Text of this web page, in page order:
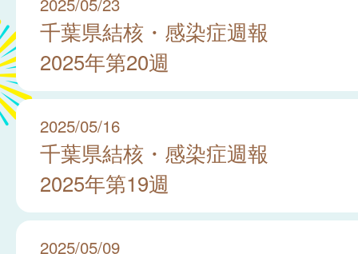
千葉県結核・感染症週報
2025年第20週
2025/05/16
千葉県結核・感染症週報
2025年第19週
2025/05/09